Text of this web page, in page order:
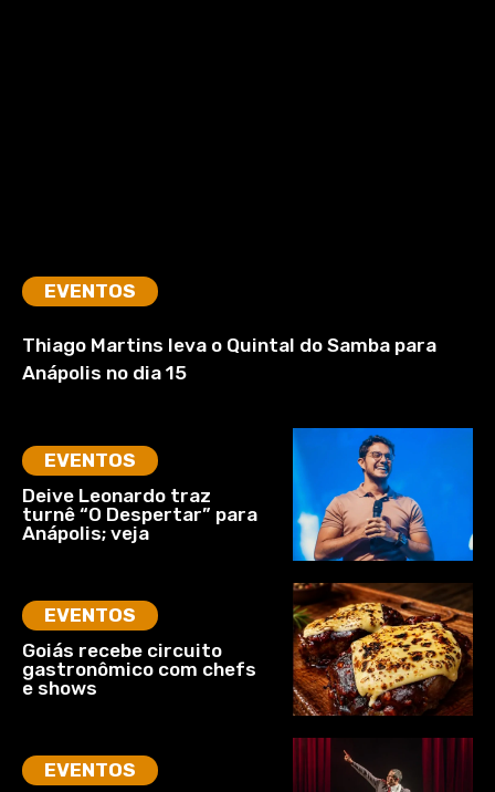
EVENTOS
Thiago Martins leva o Quintal do Samba para
Anápolis no dia 15
EVENTOS
Deive Leonardo traz
turnê “O Despertar” para
Anápolis; veja
EVENTOS
Goiás recebe circuito
gastronômico com chefs
e shows
EVENTOS